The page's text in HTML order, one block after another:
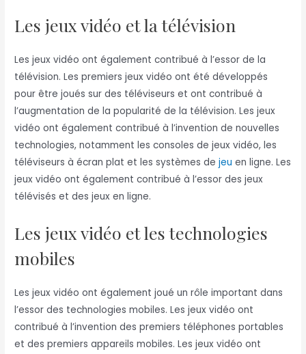
Les jeux vidéo et la télévision
Les jeux vidéo ont également contribué à l’essor de la
télévision. Les premiers jeux vidéo ont été développés
pour être joués sur des téléviseurs et ont contribué à
l’augmentation de la popularité de la télévision. Les jeux
vidéo ont également contribué à l’invention de nouvelles
technologies, notamment les consoles de jeux vidéo, les
téléviseurs à écran plat et les systèmes dejeu en ligne. Les
jeux vidéo ont également contribué à l’essor des jeux
télévisés et des jeux en ligne.
Les jeux vidéo et les technologies
mobiles
Les jeux vidéo ont également joué un rôle important dans
l’essor des technologies mobiles. Les jeux vidéo ont
contribué à l’invention des premiers téléphones portables
et des premiers appareils mobiles. Les jeux vidéo ont